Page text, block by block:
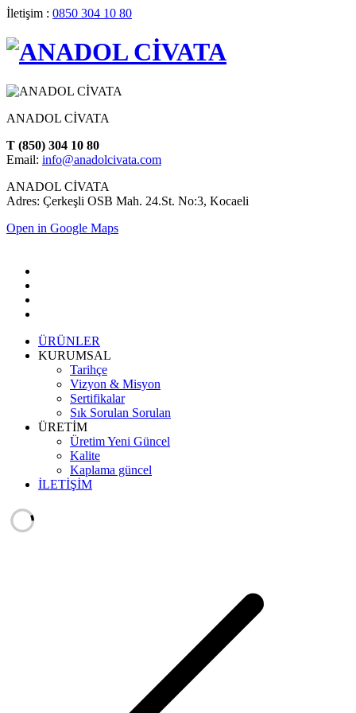
İletişim : 0850 304 10 80
ANADOL CİVATA
T (850) 304 10 80
Email: info@anadolcivata.com
ANADOL CİVATA
Adres: Çerkeşli OSB Mah. 24.St. No:3, Kocaeli
Open in Google Maps
ÜRÜNLER
KURUMSAL
Tarihçe
Vizyon & Misyon
Sertifikalar
Sık Sorulan Sorulan
ÜRETİM
Üretim Yeni Güncel
Kalite
Kaplama güncel
İLETİŞİM